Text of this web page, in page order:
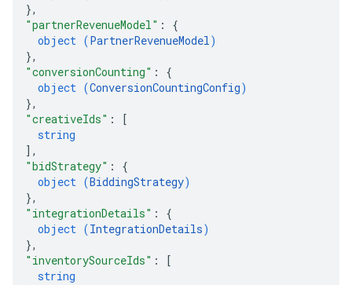
},
"partnerRevenueModel" : {
object (PartnerRevenueModel)
},
"conversionCounting" : {
object (ConversionCountingConfig)
},
"creativeIds" :
[
string
] ,
"bidStrategy" : {
object (BiddingStrategy)
},
"integrationDetails" : {
object (IntegrationDetails)
},
"inventorySourceIds" :
[
string